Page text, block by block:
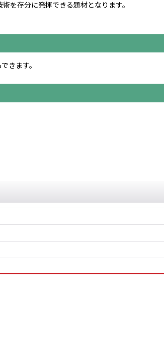
を存分に発揮できる題材となります。
きます。